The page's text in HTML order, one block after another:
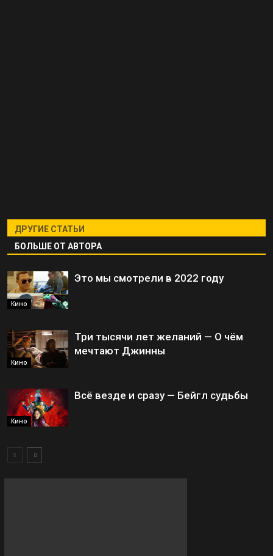
ДРУГИЕ СТАТЬИ
БОЛЬШЕ ОТ АВТОРА
Кино
Это мы смотрели в 2022 году
Кино
Три тысячи лет желаний — О чём
мечтают Джинны
Кино
Всё везде и сразу — Бейгл судьбы